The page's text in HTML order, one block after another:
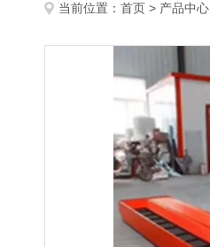
当前位置： 首页 > 产品中心